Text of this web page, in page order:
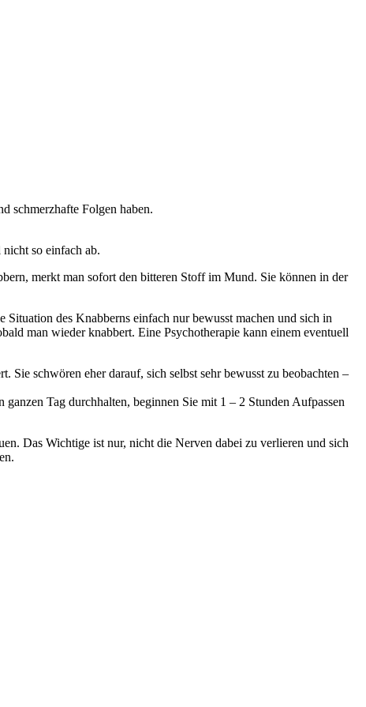
schmerzhafte Folgen haben.
so einfach ab.
merkt man sofort den bitteren Stoff im Mund. Sie können in der
des Knabberns einfach nur bewusst machen und sich in
man wieder knabbert. Eine Psychotherapie kann einem eventuell
schwören eher darauf, sich selbst sehr bewusst zu beobachten –
Tag durchhalten, beginnen Sie mit 1 – 2 Stunden Aufpassen
Das Wichtige ist nur, nicht die Nerven dabei zu verlieren und sich